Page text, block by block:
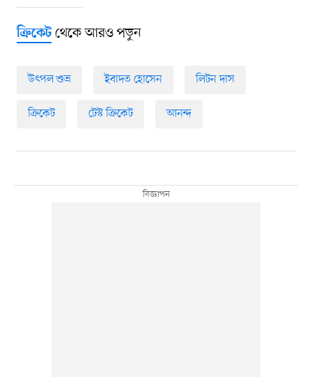
ক্রিকেটথেকে আরও পড়ুন
উৎপল শুভ্র ইবাদত হোসেন লিটন দাস
ক্রিকেট টেস্ট ক্রিকেট আনন্দ